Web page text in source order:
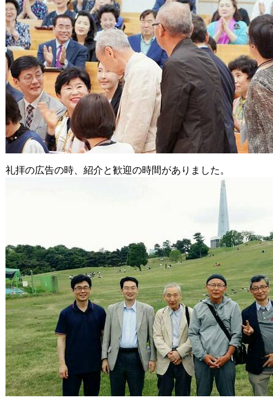
礼拝の広告の時、紹介と歓迎の時間がありました。